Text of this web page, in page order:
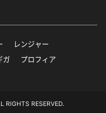
レンジャー
ガ プロフィア
RIGHTS RESERVED.